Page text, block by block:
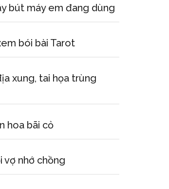
bút máy em đang dùng
bói bài Tarot
xung, tai họa trùng
hoa bãi cỏ
vợ nhớ chồng